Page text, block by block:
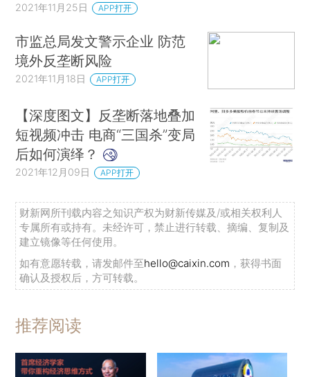
2021年11月25日 APP打开
市监总局发文警示企业 防范
境外反垄断风险
2021年11月18日 APP打开
【深度图文】反垄断落地叠加
短视频冲击 电商“三国杀”变局
后如何演绎？
2021年12月09日 APP打开
财新网所刊载内容之知识产权为财新传媒及/或相关权利人
专属所有或持有。未经许可，禁止进行转载、摘编、复制及
建立镜像等任何使用。
如有意愿转载，请发邮件至hello@caixin.com ，获得书面
确认及授权后，方可转载。
推荐阅读